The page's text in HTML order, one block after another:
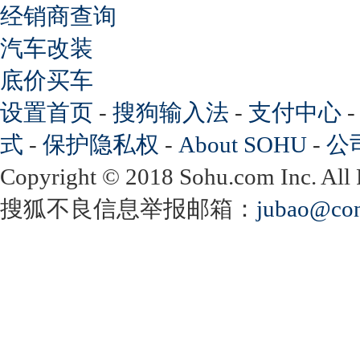
经销商查询
汽车改装
底价买车
设置首页 - 搜狗输入法 - 支付中心 -
式 - 保护隐私权 - About SOHU - 公
Copyright © 2018 Sohu.com Inc.
搜狐不良信息举报邮箱：